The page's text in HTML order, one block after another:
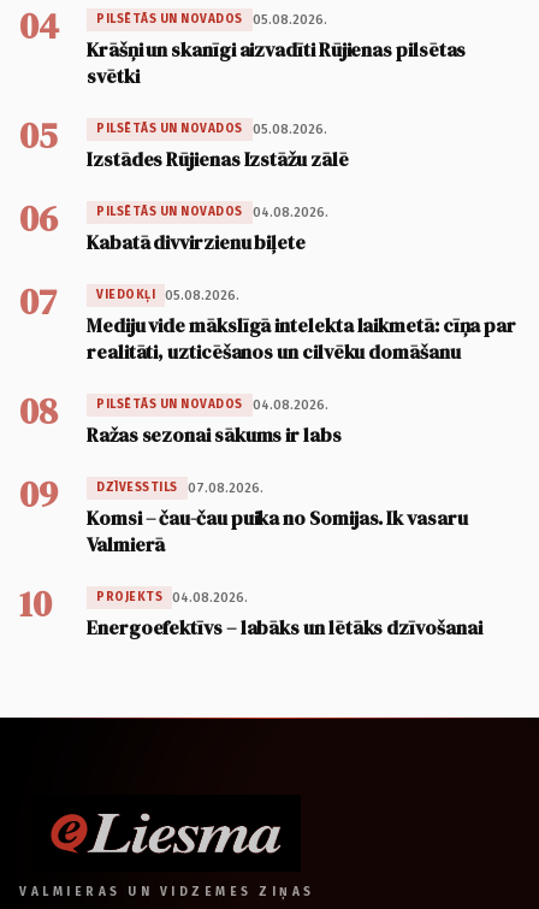
04 PILSĒTĀS UN NOVADOS 05.08.2026.
Krāšņi un skanīgi aizvadīti Rūjienas pilsētas
svētki
05 PILSĒTĀS UN NOVADOS 05.08.2026.
Izstādes Rūjienas Izstāžu zālē
06 PILSĒTĀS UN NOVADOS 04.08.2026.
Kabatā divvirzienu biļete
07 VIEDOKĻI 05.08.2026.
Mediju vide mākslīgā intelekta laikmetā: cīņa par
realitāti, uzticēšanos un cilvēku domāšanu
08 PILSĒTĀS UN NOVADOS 04.08.2026.
Ražas sezonai sākums ir labs
09 DZĪVESSTILS 07.08.2026.
Komsi – čau-čau puika no Somijas. Ik vasaru
Valmierā
10 PROJEKTS 04.08.2026.
Energoefektīvs – labāks un lētāks dzīvošanai
VALMIERAS UN VIDZEMES ZIŅAS